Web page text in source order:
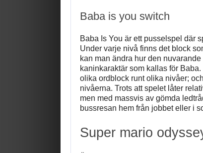
Baba is you switch
Baba Is You är ett pusselspel där
Under varje nivå finns det block
kan man ändra hur den
kaninkaraktär som kallas för
olika ordblock runt olika nivåer;
nivåerna. Trots att spelet låter
men med massvis av gömda
bussresan hem från jobbet eller i
Super mario